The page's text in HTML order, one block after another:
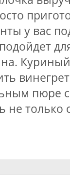
у вас
пюре
не только